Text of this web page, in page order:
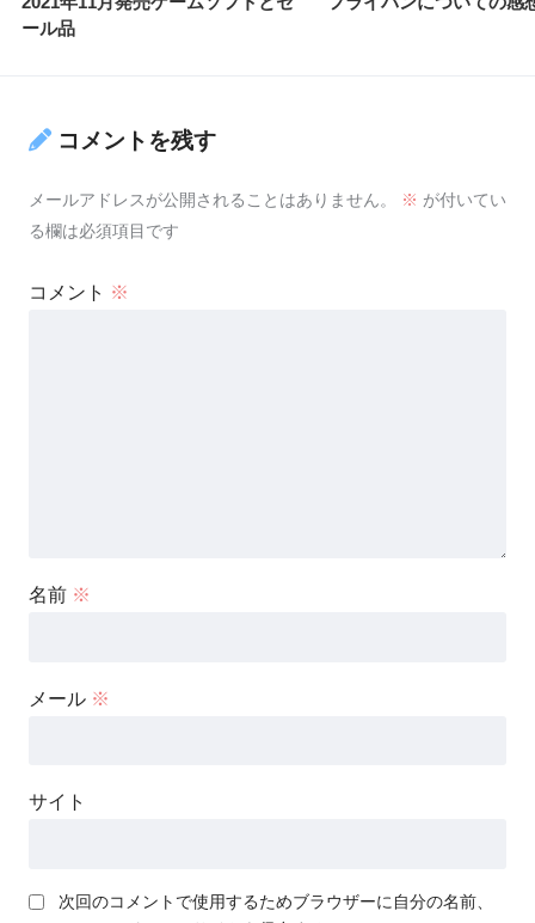
ール品
コメントを残す
メールアドレスが公開されることはありません。 ※ が付いてい
る欄は必須項目です
コメント ※
名前 ※
メール ※
サイト
次回のコメントで使用するためブラウザーに自分の名前、